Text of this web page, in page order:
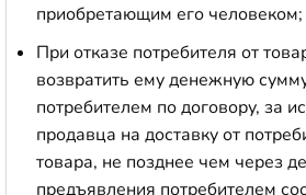
приобретающим его человеком;
При отказе потребителя от
возвратить ему денежную
потребителем по договору, за
продавца на доставку от
товара, не позднее чем через
предъявления потребителем